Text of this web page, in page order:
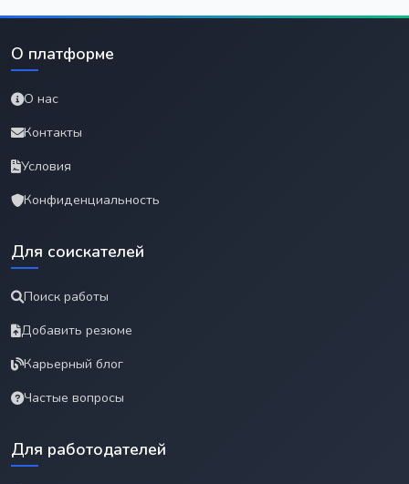
О платформе
О нас
Контакты
Условия
Конфиденциальность
Для соискателей
Поиск работы
Добавить резюме
Карьерный блог
Частые вопросы
Для работодателей